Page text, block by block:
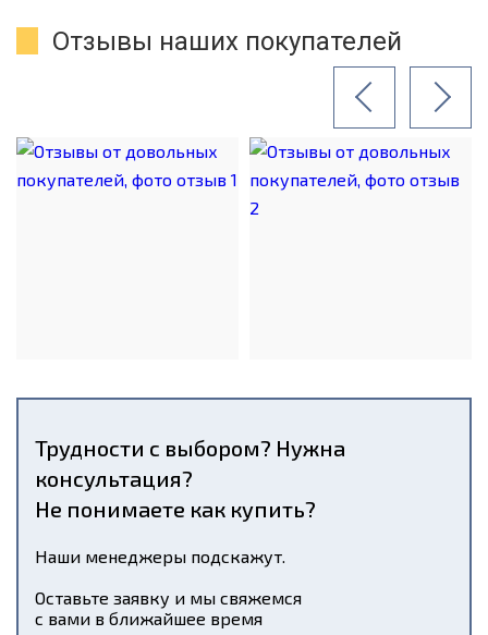
Отзывы наших покупателей
Трудности с выбором? Нужна
консультация?
Не понимаете как купить?
Наши менеджеры подскажут.
Оставьте заявку и мы свяжемся
с вами в ближайшее время